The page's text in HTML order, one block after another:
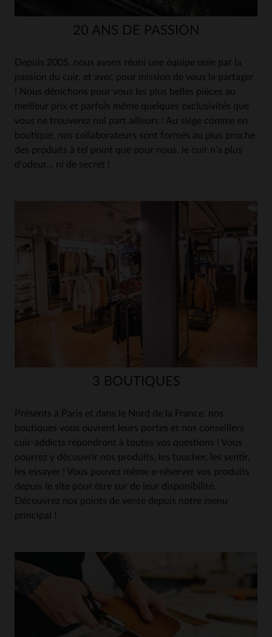
20 ANS DE PASSION
Depuis 2005, nous avons réuni une équipe unie par la
passion du cuir, et avec pour mission de vous la partager
! Nous dénichons pour vous les plus belles pièces au
meilleur prix et parfois même quelques exclusivités que
vous ne trouverez nul part ailleurs ! Au siège comme en
boutique, nos collaborateurs sont formés au plus proche
des produits à tel point que pour nous, le cuir n'a plus
d'odeur... ni de secret !
3 BOUTIQUES
Présents à Paris et dans le Nord de la France, nos
boutiques vous ouvrent leurs portes et nos conseillers
cuir-addicts répondront à toutes vos questions ! Vous
pourrez y découvrir nos produits, les toucher, les sentir,
les essayer ! Vous pouvez même e-réserver vos produits
depuis le site pour être sur de leur disponibilité.
Découvrez nos points de vente depuis notre menu
principal !